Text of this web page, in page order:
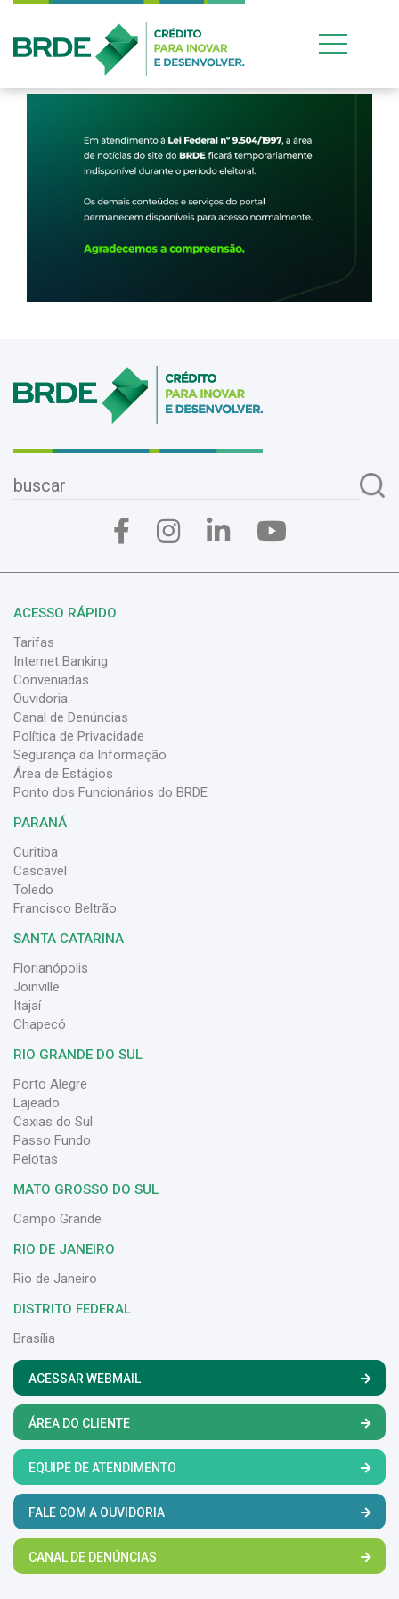
ACESSO RÁPIDO
Tarifas
Internet Banking
Conveniadas
Ouvidoria
Canal de Denúncias
Política de Privacidade
Segurança da Informação
Área de Estágios
Ponto dos Funcionários do BRDE
PARANÁ
Curitiba
Cascavel
Toledo
Francisco Beltrão
SANTA CATARINA
Florianópolis
Joinville
Itajaí
Chapecó
RIO GRANDE DO SUL
Porto Alegre
Lajeado
Caxias do Sul
Passo Fundo
Pelotas
MATO GROSSO DO SUL
Campo Grande
RIO DE JANEIRO
Rio de Janeiro
DISTRITO FEDERAL
Brasília
ACESSAR WEBMAIL
ÁREA DO CLIENTE
EQUIPE DE ATENDIMENTO
FALE COM A OUVIDORIA
CANAL DE DENÚNCIAS